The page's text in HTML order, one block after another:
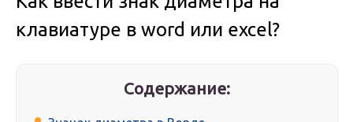
клавиатуре в word или excel?
Содержание: